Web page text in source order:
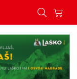
nagrade